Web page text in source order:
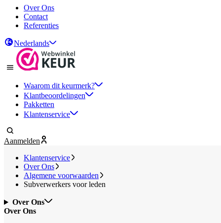
Over Ons
Contact
Referenties
Nederlands
Waarom dit keurmerk?
Klantbeoordelingen
Pakketten
Klantenservice
Aanmelden
Klantenservice
Over Ons
Algemene voorwaarden
Subverwerkers voor leden
Over Ons
Over Ons